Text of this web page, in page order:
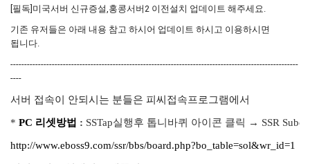
[필독]미국서버 신규증설,홍콩서버2 이전설치 업데이트 해주세요.
기존 유저들은 아래 내용 참고 하시어 업데이트 하시고 이용하시면
됩니다.
--------------------------------------------------------------------------------------------------------
----
서버 접속이 안되시는 분들은 피씨접속프로그램에서
* PC 리셋방법 : SSTap실행후 톱니바퀴 아이콘 클릭 → SSR
http://www.eboss9.com/ssr/bbs/board.php?bo_table=sol&wr_id=1